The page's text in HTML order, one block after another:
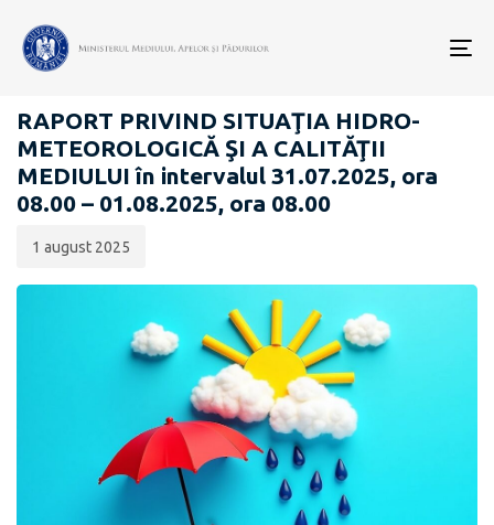
RAPOARTE ZILNICE STAREA MEDIULUI
RAPORT PRIVIND SITUAŢIA HIDRO-
METEOROLOGICĂ ŞI A CALITĂŢII
MEDIULUI în intervalul 31.07.2025, ora
08.00 – 01.08.2025, ora 08.00
publicării:
1 august 2025